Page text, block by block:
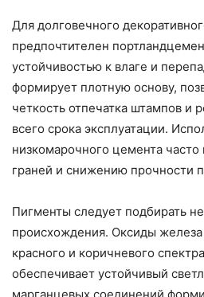
Для долговечного
предпочтителен
устойчивостью к влаге и
формирует плотную основу,
четкость отпечатка штампов и
всего срока эксплуатации.
низкомарочного цемента
граней и снижению прочности
Пигменты следует подбирать
происхождения. Оксиды железа
красного и коричневого
обеспечивает устойчивый